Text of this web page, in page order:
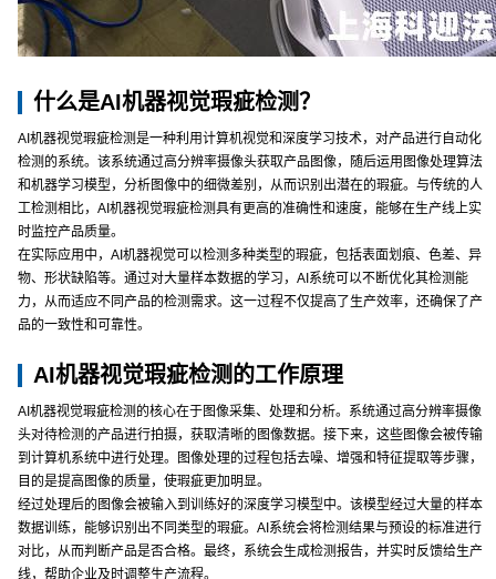
什么是AI机器视觉瑕疵检测？
AI机器视觉瑕疵检测是一种利用计算机视觉和深度学习技术，对产品进行自动化
检测的系统。该系统通过高分辨率摄像头获取产品图像，随后运用图像处理算法
和机器学习模型，分析图像中的细微差别，从而识别出潜在的瑕疵。与传统的人
工检测相比，AI机器视觉瑕疵检测具有更高的准确性和速度，能够在生产线上实
时监控产品质量。
在实际应用中，AI机器视觉可以检测多种类型的瑕疵，包括表面划痕、色差、异
物、形状缺陷等。通过对大量样本数据的学习，AI系统可以不断优化其检测能
力，从而适应不同产品的检测需求。这一过程不仅提高了生产效率，还确保了产
品的一致性和可靠性。
AI机器视觉瑕疵检测的工作原理
AI机器视觉瑕疵检测的核心在于图像采集、处理和分析。系统通过高分辨率摄像
头对待检测的产品进行拍摄，获取清晰的图像数据。接下来，这些图像会被传输
到计算机系统中进行处理。图像处理的过程包括去噪、增强和特征提取等步骤，
目的是提高图像的质量，使瑕疵更加明显。
经过处理后的图像会被输入到训练好的深度学习模型中。该模型经过大量的样本
数据训练，能够识别出不同类型的瑕疵。AI系统会将检测结果与预设的标准进行
对比，从而判断产品是否合格。最终，系统会生成检测报告，并实时反馈给生产
线，帮助企业及时调整生产流程。